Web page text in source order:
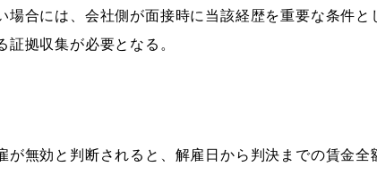
合には、会社側が面接時に当該経歴を重要な条件
拠収集が必要となる。
無効と判断されると、解雇日から判決までの賃金全